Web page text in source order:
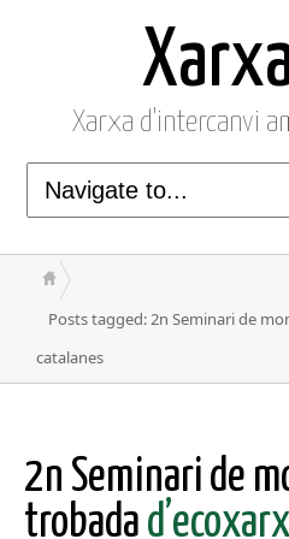
Xarxa d'intercanvi
Posts tagged: 2n Seminari de
catalanes
2n Seminari de
trobada